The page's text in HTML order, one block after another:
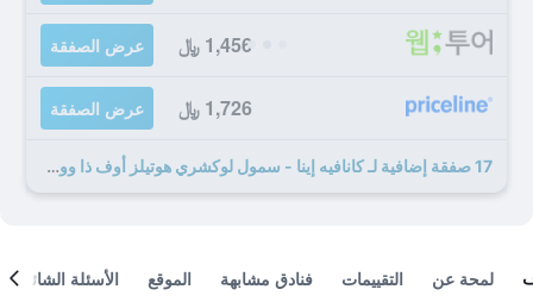
1,456 ﷼ عرض الصفقة
1,726 ﷼ عرض الصفقة
17 صفقة إضافية لـ كانافيه إينا - سمول لوكشري هوتيلز أوف ذا وورلد
لمحة عن التقييمات فنادق مشابهة الموقع الأسئلة الشائعة